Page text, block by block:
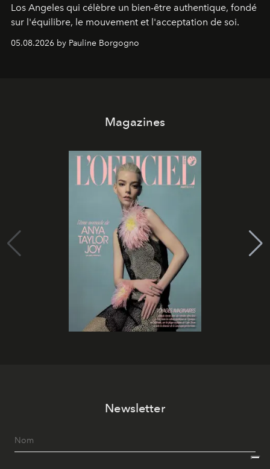
Los Angeles qui célèbre un bien-être authentique, fondé
sur l'équilibre, le mouvement et l'acceptation de soi.
05.08.2026 by Pauline Borgogno
Magazines
Newsletter